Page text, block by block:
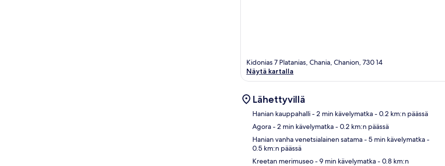
Kidonias 7 Platanias, Chania, Chanion, 730 14
Näytä kartalla
Lähettyvillä
Hanian kauppahalli- 2 min kävelymatka- 0.2 km:n päässä
Agora- 2 min kävelymatka- 0.2 km:n päässä
Hanian vanha venetsialainen satama- 5 min kävelymatka-
0.5 km:n päässä
Kreetan merimuseo- 9 min kävelymatka- 0.8 km:n